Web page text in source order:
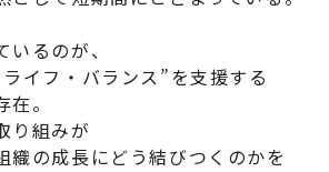
るのが、
イフ・バランス”を支援する
。
り組みが
織の成長にどう結びつくのかを